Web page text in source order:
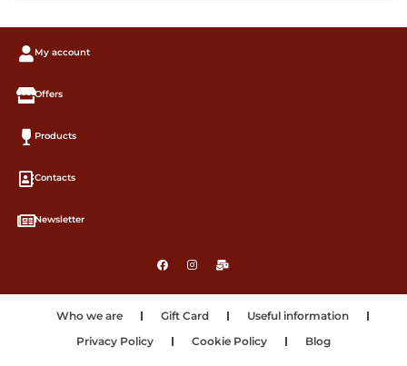
My account
Offers
Products
Contacts
Newsletter
Who we are Gift Card
Useful information
Privacy Policy
Cookie Policy Blog